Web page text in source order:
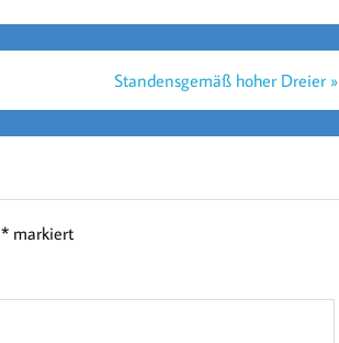
Standensgemäß hoher Dreier »
*markiert